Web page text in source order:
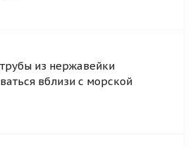
из нержавейки
вблизи с морской